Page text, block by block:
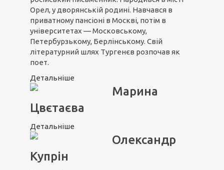
Орел, у дворянській родині. Навчався в
приватному пансіоні в Москві, потім в
університетах — Московському,
Петербурзькому, Берлінському. Свій
літературний шлях Тургенєв розпочав як
поет.
Детальніше
Марина
Цвєтаєва
Детальніше
Олександр
Купрін